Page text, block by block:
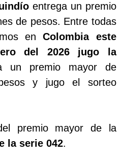
entrega un premio
de pesos. Entre todas
enColombia este
del 2026 jugo la
un premio mayor de
y jugo el sorteo
premio mayor de la
la serie 042.